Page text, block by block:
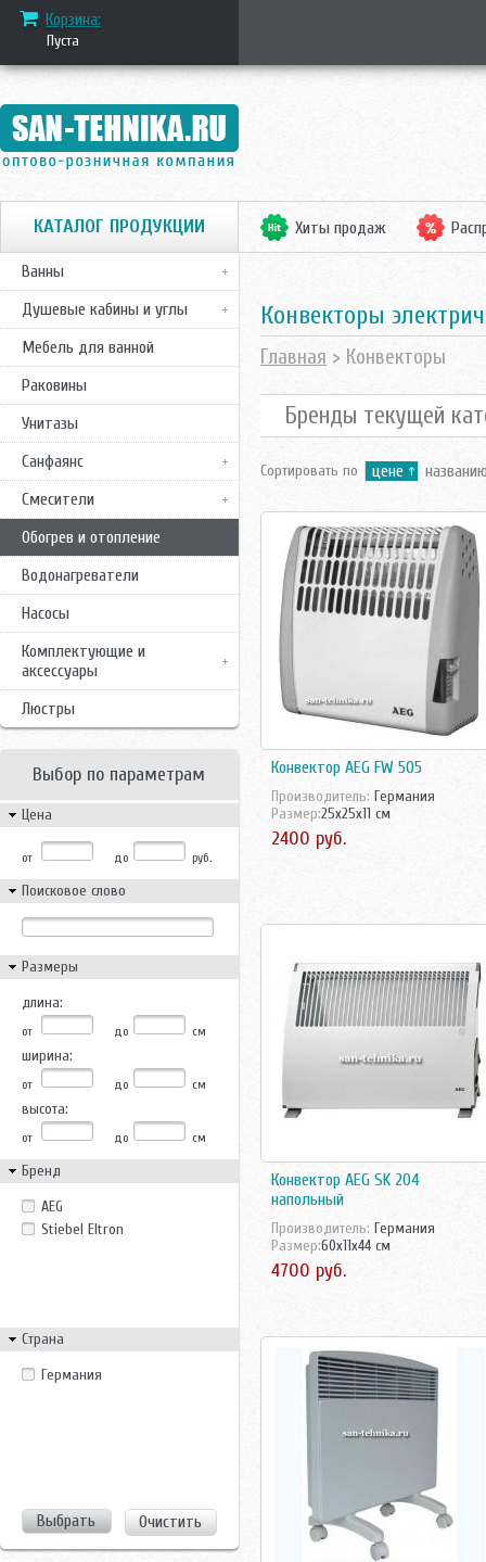
Корзина:
Пуста
КАТАЛОГ ПРОДУКЦИИ
Ванны
Душевые кабины и углы
Мебель для ванной
Раковины
Унитазы
Санфаянс
Смесители
Обогрев и отопление
Водонагреватели
Насосы
Комплектующие и
аксессуары
Люстры
Выбор по параметрам
Цена
от до руб.
Поисковое слово
Размеры
длина:
от до см
ширина:
от до см
высота:
от до см
Бренд
AEG
Stiebel Eltron
Страна
Германия
Очистить
Хиты продаж
Конвекторы
Главная > Конвекторы
Бренды текущей
Сортировать по цене
Конвектор AEG FW 505
Производитель: Германия
Размер:25x25x11 см
2400 руб.
Конвектор AEG SK 204
напольный
Производитель: Германия
Размер:60x11x44 см
4700 руб.